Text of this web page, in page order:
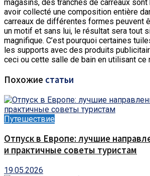
magasins, des tranches de carreaux
avoir collecté une composition entière
carreaux de différentes formes peuvent
un motif et sans lui, le résultat sera tout
magnifique. C’est pourquoi certaines
les supports avec des produits
ceci ou cette salle de bain en utilisant ce
Похожие статьи
Путешествие
Отпуск в Европе: лучшие
и практичные советы туристам
19.05.2026